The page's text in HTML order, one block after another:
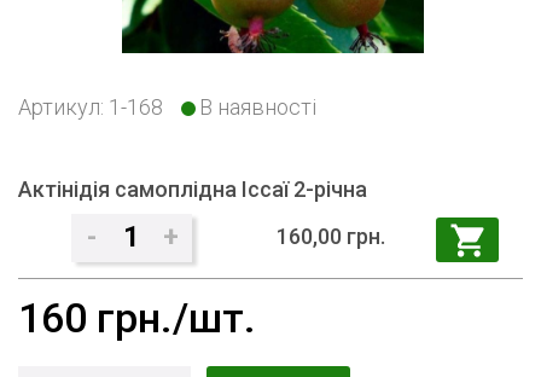
Артикул: 1-168 В наявності
Актінідія самоплідна Іссаї 2-річна
- 1 + 160,00 грн.
160 грн./шт.